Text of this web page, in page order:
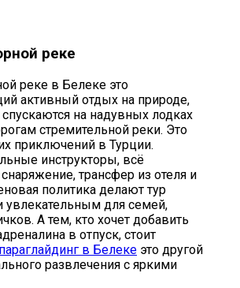
реке
реке в Белеке это
активный отдых на природе,
на надувных лодках
стремительной реки. Это
приключений в Турции.
инструкторы, всё
трансфер из отеля и
политика делают тур
увлекательным для семей,
А тем, кто хочет добавить
в отпуск, стоит
параглайдинг в Белеке это другой
развлечения с яркими